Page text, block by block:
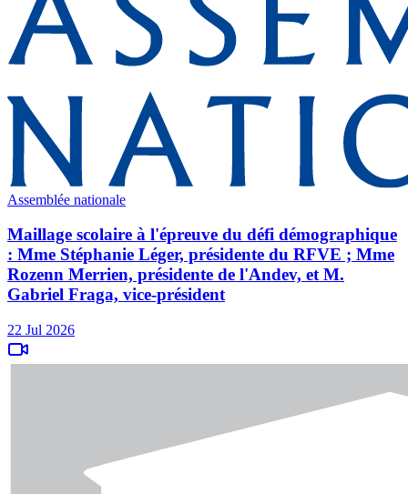
Assemblée nationale
Maillage scolaire à l'épreuve du défi démographique
: Mme Stéphanie Léger, présidente du RFVE ; Mme
Rozenn Merrien, présidente de l'Andev, et M.
Gabriel Fraga, vice-président
22 Jul 2026